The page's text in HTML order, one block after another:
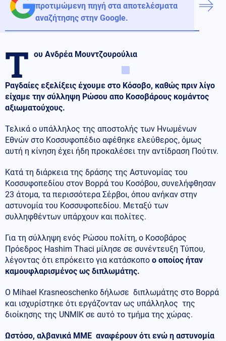
προτιμώμενη πηγή στα αποτελέσματα
αναζήτησης στην Google.
T oυ Ανδρέα Μουντζουρούλια
Ραγδαίες εξελίξεις έχουμε στο Κόσοβο, καθώς πριν λίγο
είχαμε την σύλληψη Ρώσου απο Κοσοβάρους κομάντος
αξιωματούχους.
Τελικά ο υπάλληλος της αποστολής των Ηνωμένων
Εθνών στο Κοσσυφοπέδιο αφέθηκε ελεύθερος, όμως
αυτή η κίνηση έχει ήδη προκαλέσει την αντίδραση Πούτιν.
Κατά τη διάρκεια της δράσης της Αστυνομίας του
Κοσσυφοπεδίου στον Βορρά του Κοσόβου, συνελήφθησαν
23 άτομα, τα περισσότερα Σέρβοι, όπου ανήκαν στην
αστυνομία του Κοσσυφοπεδίου. Μεταξύ των
συλληφθέντων υπάρχουν και πολίτες.
Για τη σύλληψη ενός Ρώσου πολίτη, ο Κοσοβάρος
Πρόεδρος Hashim Thaci μίλησε σε συνέντευξη Τύπου,
λέγοντας ότι επρόκειτο για κατάσκοπο ο οποίος ήταν
καμουφλαρισμένος ως διπλωμάτης.
Ο Mihael Krasneoschenko δήλωσε διπλωμάτης στο Βορρά
και ισχυρίστηκε ότι εργάζονταν ως υπάλληλος της
διοίκησης της UNMIK σε αυτό το τμήμα της χώρας.
Ωστόσο, αλβανικά ΜΜΕ αναφέρουν ότι ενώ η αστυνομία